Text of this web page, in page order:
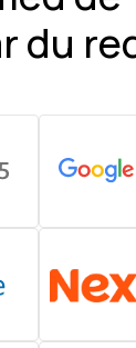
du